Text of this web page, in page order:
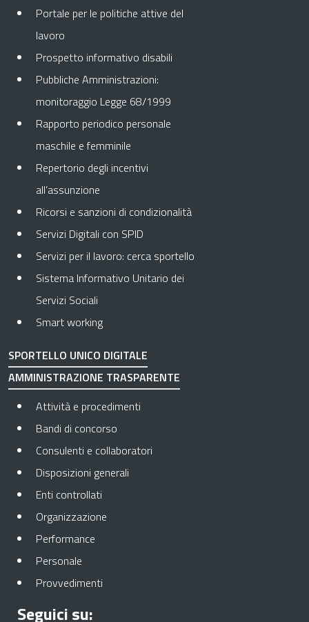
Portale per le politiche attive del
lavoro
Prospetto informativo disabili
Pubbliche Amministrazioni:
monitoraggio Legge 68/1999
Rapporto periodico personale
maschile e femminile
Repertorio degli incentivi
all’assunzione
Ricorsi e sanzioni di condizionalità
Servizi Digitali con SPID
Servizi per il lavoro: cerca sportello
Sistema Informativo Unitario dei
Servizi Sociali
Smart working
SPORTELLO UNICO DIGITALE
AMMINISTRAZIONE TRASPARENTE
Attività e procedimenti
Bandi di concorso
Consulenti e collaboratori
Disposizioni generali
Enti controllati
Organizzazione
Performance
Personale
Provvedimenti
Seguici su: